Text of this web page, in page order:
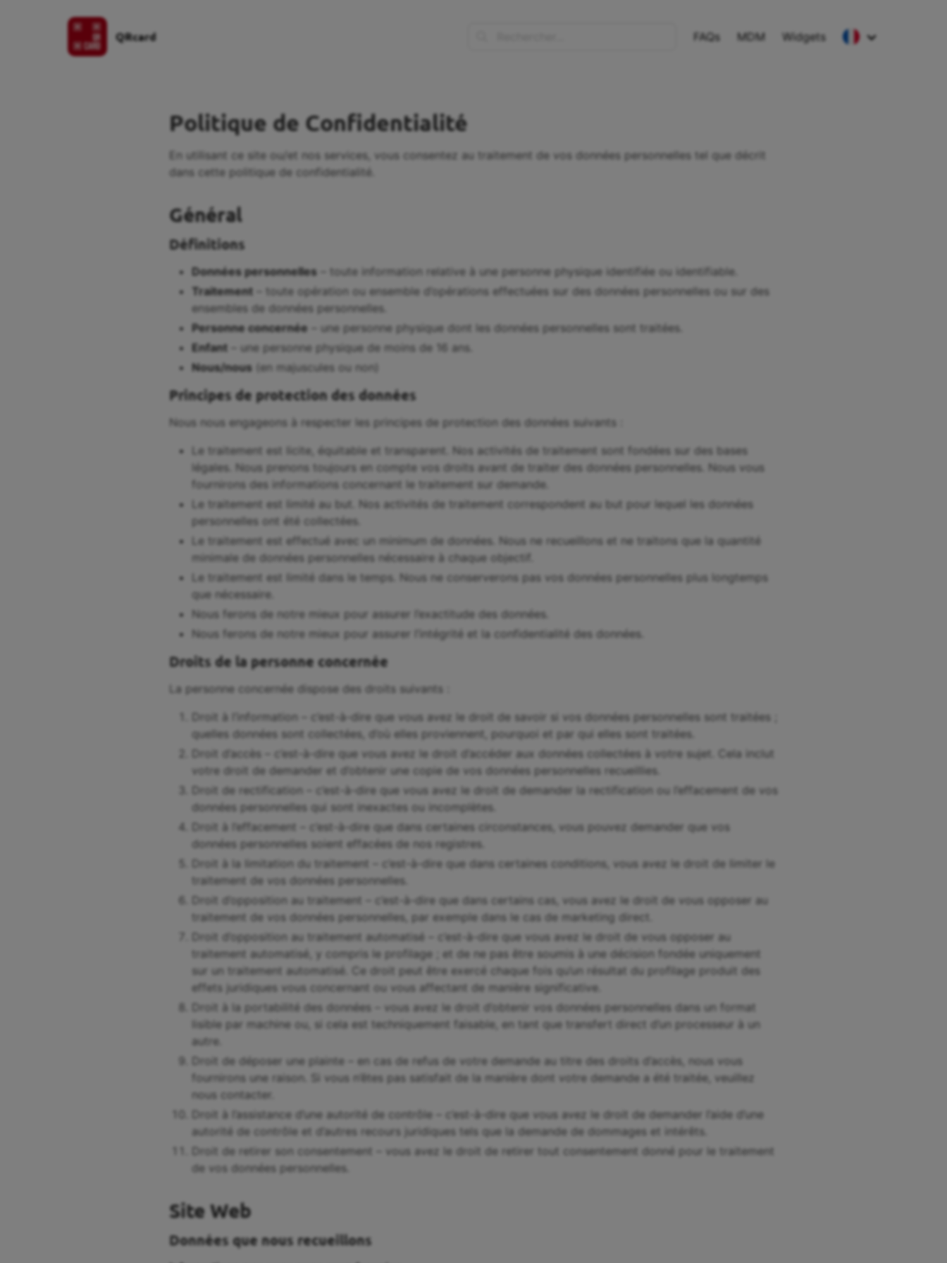
QRcard FAQs MDM Widgets
Politique de Confidentialité
En utilisant ce site ou/et nos services, vous consentez au traitement de vos données personnelles tel que décrit
dans cette politique de confidentialité.
Général
Définitions
Données personnelles – toute information relative à une personne physique identifiée ou identifiable.
Traitement – toute opération ou ensemble d’opérations effectuées sur des données personnelles ou sur des
ensembles de données personnelles.
Personne concernée – une personne physique dont les données personnelles sont traitées.
Enfant – une personne physique de moins de 16 ans.
Nous/nous (en majuscules ou non)
Principes de protection des données
Nous nous engageons à respecter les principes de protection des données suivants :
Le traitement est licite, équitable et transparent. Nos activités de traitement sont fondées sur des bases
légales. Nous prenons toujours en compte vos droits avant de traiter des données personnelles. Nous vous
fournirons des informations concernant le traitement sur demande.
Le traitement est limité au but. Nos activités de traitement correspondent au but pour lequel les données
personnelles ont été collectées.
Le traitement est effectué avec un minimum de données. Nous ne recueillons et ne traitons que la quantité
minimale de données personnelles nécessaire à chaque objectif.
Le traitement est limité dans le temps. Nous ne conserverons pas vos données personnelles plus longtemps
que nécessaire.
Nous ferons de notre mieux pour assurer l’exactitude des données.
Nous ferons de notre mieux pour assurer l’intégrité et la confidentialité des données.
Droits de la personne concernée
La personne concernée dispose des droits suivants :
Droit à l’information – c’est-à-dire que vous avez le droit de savoir si vos données personnelles sont traitées ;
quelles données sont collectées, d’où elles proviennent, pourquoi et par qui elles sont traitées.
Droit d’accès – c’est-à-dire que vous avez le droit d’accéder aux données collectées à votre sujet. Cela inclut
votre droit de demander et d’obtenir une copie de vos données personnelles recueillies.
Droit de rectification – c’est-à-dire que vous avez le droit de demander la rectification ou l’effacement de vos
données personnelles qui sont inexactes ou incomplètes.
Droit à l’effacement – c’est-à-dire que dans certaines circonstances, vous pouvez demander que vos
données personnelles soient effacées de nos registres.
Droit à la limitation du traitement – c’est-à-dire que dans certaines conditions, vous avez le droit de limiter le
traitement de vos données personnelles.
Droit d’opposition au traitement – c’est-à-dire que dans certains cas, vous avez le droit de vous opposer au
traitement de vos données personnelles, par exemple dans le cas de marketing direct.
Droit d’opposition au traitement automatisé – c’est-à-dire que vous avez le droit de vous opposer au
traitement automatisé, y compris le profilage ; et de ne pas être soumis à une décision fondée uniquement
sur un traitement automatisé. Ce droit peut être exercé chaque fois qu’un résultat du profilage produit des
effets juridiques vous concernant ou vous affectant de manière significative.
Droit à la portabilité des données – vous avez le droit d’obtenir vos données personnelles dans un format
lisible par machine ou, si cela est techniquement faisable, en tant que transfert direct d’un processeur à un
autre.
Droit de déposer une plainte – en cas de refus de votre demande au titre des droits d’accès, nous vous
fournirons une raison. Si vous n’êtes pas satisfait de la manière dont votre demande a été traitée, veuillez
nous contacter.
Droit à l’assistance d’une autorité de contrôle – c’est-à-dire que vous avez le droit de demander l’aide d’une
autorité de contrôle et d’autres recours juridiques tels que la demande de dommages et intérêts.
Droit de retirer son consentement – vous avez le droit de retirer tout consentement donné pour le traitement
de vos données personnelles.
Site Web
Données que nous recueillons